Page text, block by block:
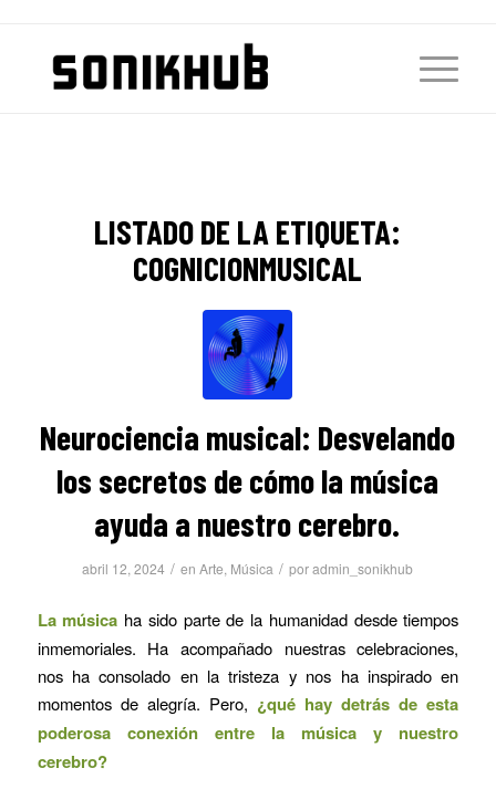
LISTADO DE LA ETIQUETA:
COGNICIONMUSICAL
Neurociencia musical: Desvelando
los secretos de cómo la música
ayuda a nuestro cerebro.
abril 12, 2024 / enArte, Música / poradmin_sonikhub
La música ha sido parte de la humanidad desde tiempos
inmemoriales. Ha acompañado nuestras celebraciones,
nos ha consolado en la tristeza y nos ha inspirado en
momentos de alegría. Pero, ¿qué hay detrás de esta
poderosa conexión entre la música y nuestro
cerebro?